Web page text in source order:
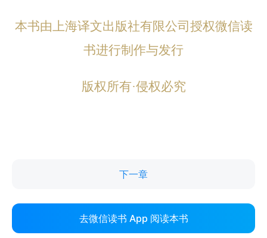
下一章
去微信读书 App 阅读本书